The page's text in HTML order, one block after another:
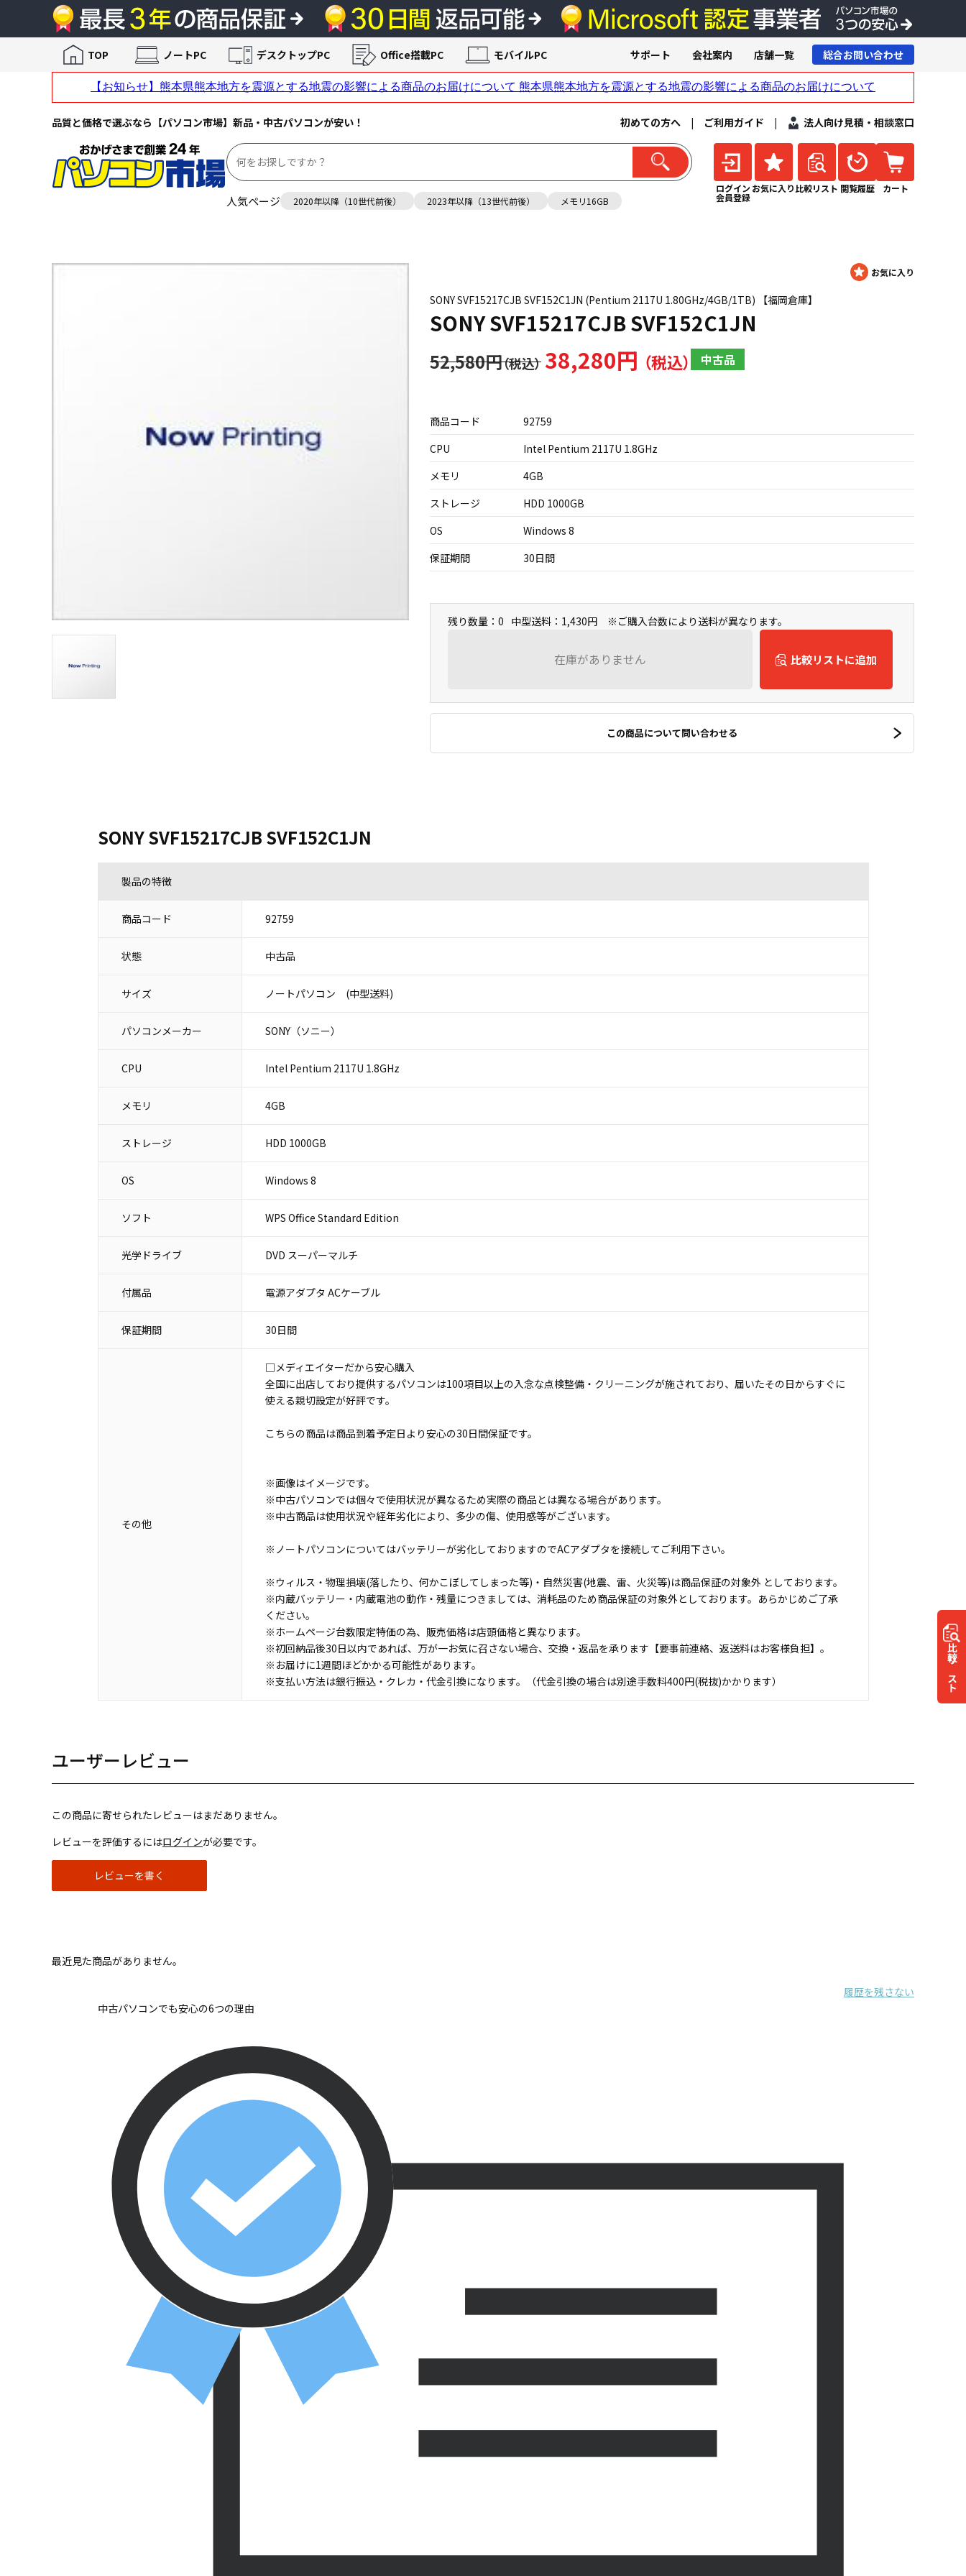
品質と価格で選ぶなら【パソコン市場】新品・中古パソコンが安い！ 初めての方へ | ご利用ガイド | 法人向け見積・相談窓口
人気ページ 2020年以降（10世代前後） 2023年以降（13世代前後） メモリ16GB
ログイン
会員登録
お気に入り 比較リスト 閲覧履歴 カート
TOP ノートPC デスクトップPC Office搭載PC モバイルPC サポート 会社案内 店舗一覧 総合お問い合わせ
SONY SVF15217CJB SVF152C1JN (Pentium 2117U 1.80GHz/4GB/1TB) 【福岡倉庫】
SONY SVF15217CJB SVF152C1JN
38,280円 中古品
52,580円
商品コード
92759
CPU
Intel Pentium 2117U 1.8GHz
メモリ
4GB
ストレージ
HDD 1000GB
OS
Windows 8
保証期間
30日間
残り数量：0 中型送料：1,430円 ※ご購入台数により送料が異なります。
在庫がありません 比較リストに追加
この商品について問い合わせる
比較
リスト
SONY SVF15217CJB SVF152C1JN
製品の特徴
商品コード 92759
状態 中古品
サイズ ノートパソコン (中型送料)
パソコンメーカー SONY（ソニー）
CPU Intel Pentium 2117U 1.8GHz
メモリ 4GB
ストレージ HDD 1000GB
OS Windows 8
ソフト WPS Office Standard Edition
光学ドライブ DVD スーパーマルチ
付属品 電源アダプタ ACケーブル
保証期間 30日間
その他
□メディエイターだから安心購入
全国に出店しており提供するパソコンは100項目以上の入念な点検整備・クリーニングが施されており、届いたその日からすぐに
使える親切設定が好評です。
こちらの商品は商品到着予定日より安心の30日間保証です。
※画像はイメージです。
※中古パソコンでは個々で使用状況が異なるため実際の商品とは異なる場合があります。
※中古商品は使用状況や経年劣化により、多少の傷、使用感等がございます。
※ノートパソコンについてはバッテリーが劣化しておりますのでACアダプタを接続してご利用下さい。
※ウィルス・物理損壊(落したり、何かこぼしてしまった等)・自然災害(地震、雷、火災等)は商品保証の対象外 としております。
※内蔵バッテリー・内蔵電池の動作・残量につきましては、消耗品のため商品保証の対象外としております。あらかじめご了承
ください。
※ホームページ台数限定特価の為、販売価格は店頭価格と異なります。
※初回納品後30日以内であれば、万が一お気に召さない場合、交換・返品を承ります【要事前連絡、返送料はお客様負担】。
※お届けに1週間ほどかかる可能性があります。
※支払い方法は銀行振込・クレカ・代金引換になります。（代金引換の場合は別途手数料400円(税抜)かかります）
ユーザーレビュー
この商品に寄せられたレビューはまだありません。
レビューを評価するにはログインが必要です。
レビューを書く
最近見た商品がありません。
履歴を残さない
中古パソコンでも安心の6つの理由